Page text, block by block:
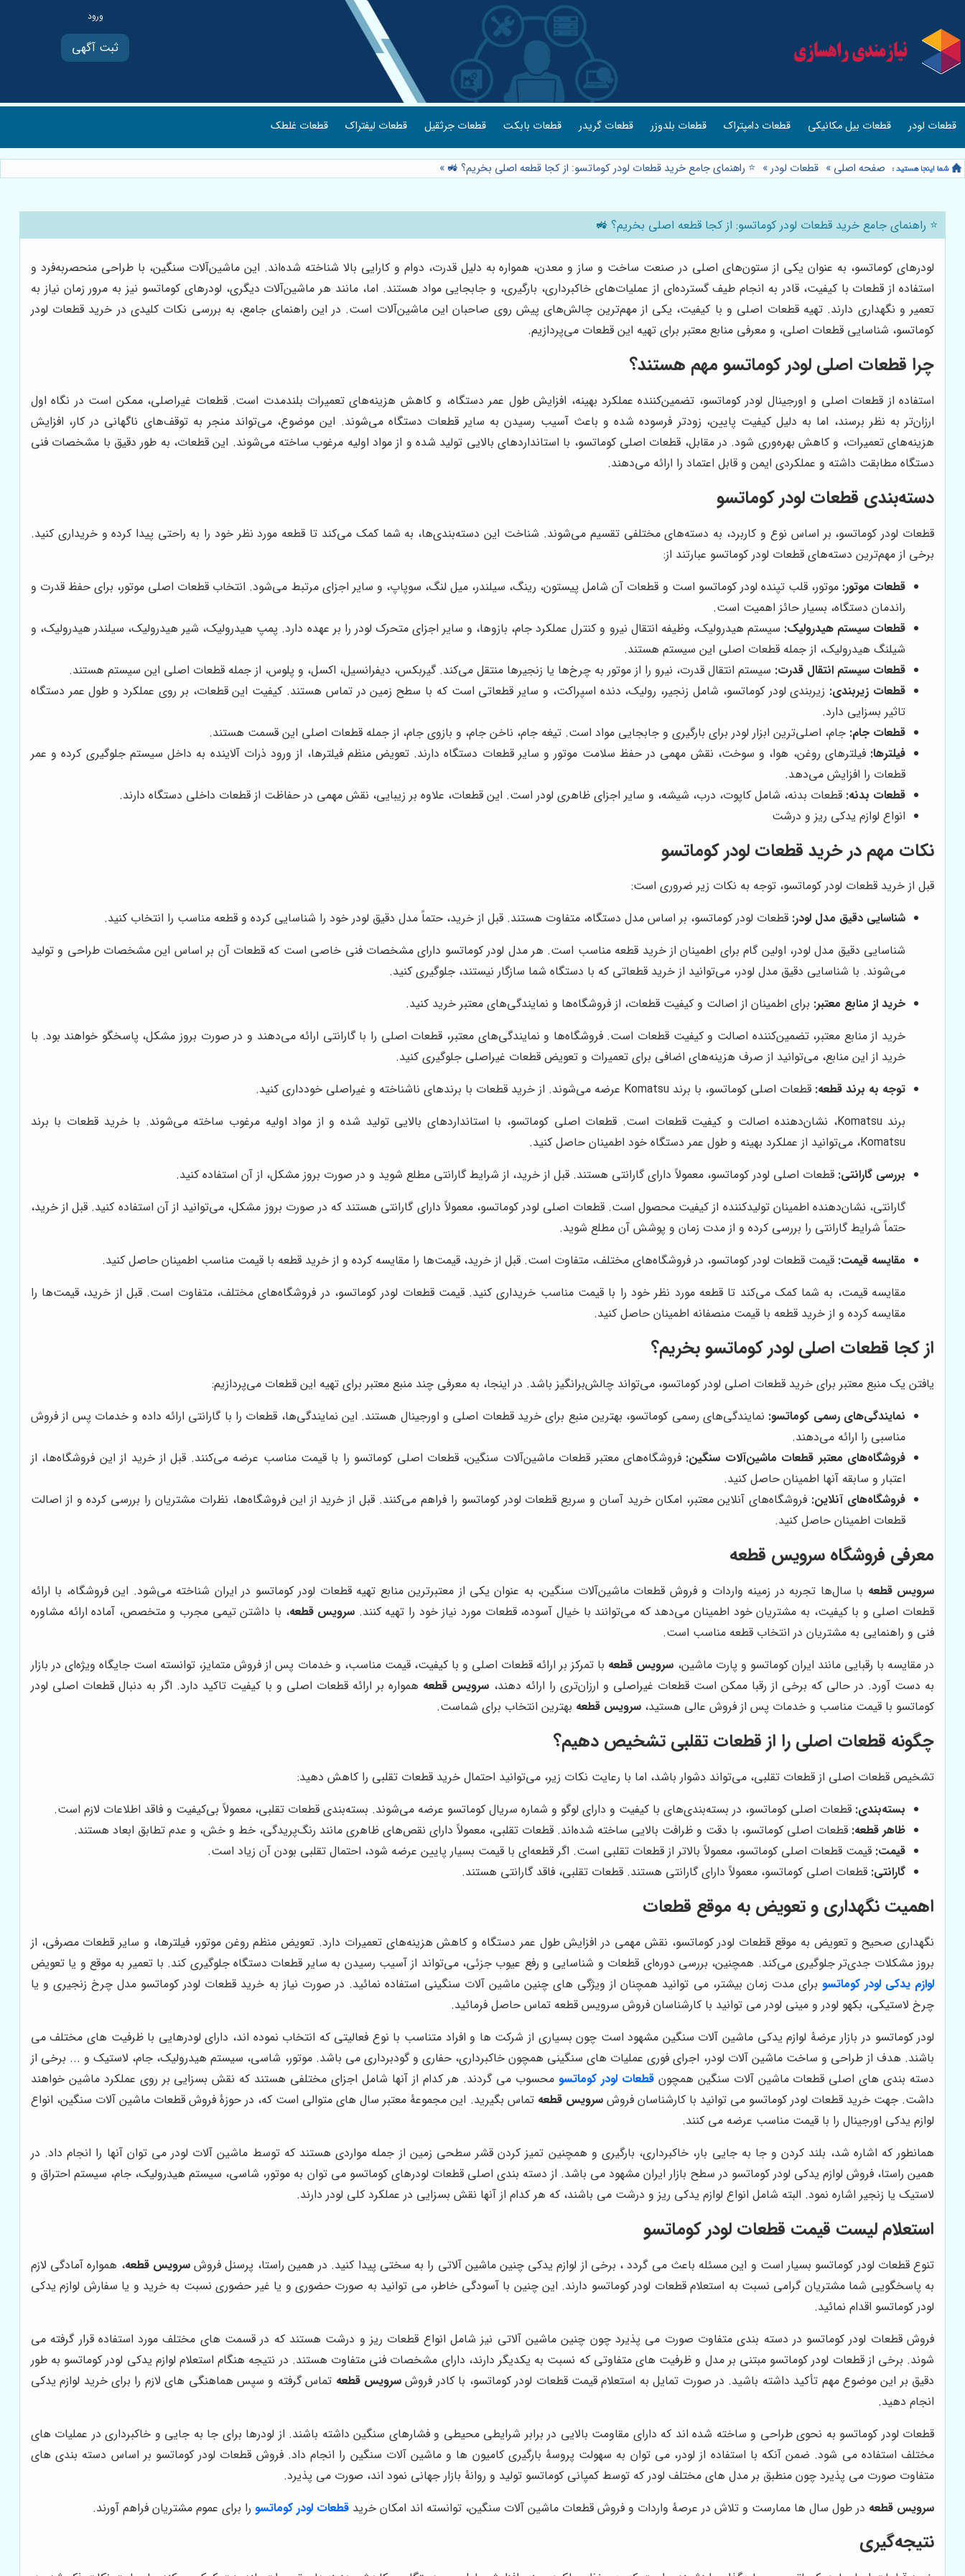
ثبت آگهی
قطعات لودر قطعات بیل مکانیکی قطعات دامپتراک قطعات بلدوزر قطعات گریدر قطعات بابکت قطعات جرثقیل قطعات لیفتراک قطعات غلطک
صفحه اصلی » قطعات لودر» ⭐️ راهنمای جامع خرید قطعات لودر کوماتسو: از کجا قطعه اصلی بخریم؟ 🚜 »
⭐️ راهنمای جامع خرید قطعات لودر کوماتسو: از کجا قطعه اصلی بخریم؟ 🚜
لودرهای کوماتسو، به عنوان یکی از ستون‌های اصلی در صنعت ساخت و ساز و معدن، همواره به دلیل قدرت، دوام و کارایی بالا شناخته شده‌اند. این ماشین‌آلات سنگین، با طراحی منحصربه‌فرد و
استفاده از قطعات با کیفیت، قادر به انجام طیف گسترده‌ای از عملیات‌های خاکبرداری، بارگیری، و جابجایی مواد هستند. اما، مانند هر ماشین‌آلات دیگری، لودرهای کوماتسو نیز به مرور زمان نیاز به
تعمیر و نگهداری دارند. تهیه قطعات اصلی و با کیفیت، یکی از مهم‌ترین چالش‌های پیش روی صاحبان این ماشین‌آلات است. در این راهنمای جامع، به بررسی نکات کلیدی در خرید قطعات لودر
کوماتسو، شناسایی قطعات اصلی، و معرفی منابع معتبر برای تهیه این قطعات می‌پردازیم.
چرا قطعات اصلی لودر کوماتسو مهم هستند؟
استفاده از قطعات اصلی و اورجینال لودر کوماتسو، تضمین‌کننده عملکرد بهینه، افزایش طول عمر دستگاه، و کاهش هزینه‌های تعمیرات بلندمدت است. قطعات غیراصلی، ممکن است در نگاه اول
ارزان‌تر به نظر برسند، اما به دلیل کیفیت پایین، زودتر فرسوده شده و باعث آسیب رسیدن به سایر قطعات دستگاه می‌شوند. این موضوع، می‌تواند منجر به توقف‌های ناگهانی در کار، افزایش
هزینه‌های تعمیرات، و کاهش بهره‌وری شود. در مقابل، قطعات اصلی کوماتسو، با استانداردهای بالایی تولید شده و از مواد اولیه مرغوب ساخته می‌شوند. این قطعات، به طور دقیق با مشخصات فنی
دستگاه مطابقت داشته و عملکردی ایمن و قابل اعتماد را ارائه می‌دهند.
دسته‌بندی قطعات لودر کوماتسو
قطعات لودر کوماتسو، بر اساس نوع و کاربرد، به دسته‌های مختلفی تقسیم می‌شوند. شناخت این دسته‌بندی‌ها، به شما کمک می‌کند تا قطعه مورد نظر خود را به راحتی پیدا کرده و خریداری کنید.
برخی از مهم‌ترین دسته‌های قطعات لودر کوماتسو عبارتند از:
قطعات موتور: موتور، قلب تپنده لودر کوماتسو است و قطعات آن شامل پیستون، رینگ، سیلندر، میل لنگ، سوپاپ، و سایر اجزای مرتبط می‌شود. انتخاب قطعات اصلی موتور، برای حفظ قدرت و
راندمان دستگاه، بسیار حائز اهمیت است.
قطعات سیستم هیدرولیک: سیستم هیدرولیک، وظیفه انتقال نیرو و کنترل عملکرد جام، بازوها، و سایر اجزای متحرک لودر را بر عهده دارد. پمپ هیدرولیک، شیر هیدرولیک، سیلندر هیدرولیک، و
شیلنگ هیدرولیک، از جمله قطعات اصلی این سیستم هستند.
قطعات سیستم انتقال قدرت: سیستم انتقال قدرت، نیرو را از موتور به چرخ‌ها یا زنجیرها منتقل می‌کند. گیربکس، دیفرانسیل، اکسل، و پلوس، از جمله قطعات اصلی این سیستم هستند.
قطعات زیربندی: زیربندی لودر کوماتسو، شامل زنجیر، رولیک، دنده اسپراکت، و سایر قطعاتی است که با سطح زمین در تماس هستند. کیفیت این قطعات، بر روی عملکرد و طول عمر دستگاه
تاثیر بسزایی دارد.
قطعات جام: جام، اصلی‌ترین ابزار لودر برای بارگیری و جابجایی مواد است. تیغه جام، ناخن جام، و بازوی جام، از جمله قطعات اصلی این قسمت هستند.
فیلترها: فیلترهای روغن، هوا، و سوخت، نقش مهمی در حفظ سلامت موتور و سایر قطعات دستگاه دارند. تعویض منظم فیلترها، از ورود ذرات آلاینده به داخل سیستم جلوگیری کرده و عمر
قطعات را افزایش می‌دهد.
قطعات بدنه: قطعات بدنه، شامل کاپوت، درب، شیشه، و سایر اجزای ظاهری لودر است. این قطعات، علاوه بر زیبایی، نقش مهمی در حفاظت از قطعات داخلی دستگاه دارند.
انواع لوازم یدکی ریز و درشت
نکات مهم در خرید قطعات لودر کوماتسو
قبل از خرید قطعات لودر کوماتسو، توجه به نکات زیر ضروری است:
شناسایی دقیق مدل لودر: قطعات لودر کوماتسو، بر اساس مدل دستگاه، متفاوت هستند. قبل از خرید، حتماً مدل دقیق لودر خود را شناسایی کرده و قطعه مناسب را انتخاب کنید.
شناسایی دقیق مدل لودر، اولین گام برای اطمینان از خرید قطعه مناسب است. هر مدل لودر کوماتسو دارای مشخصات فنی خاصی است که قطعات آن بر اساس این مشخصات طراحی و تولید
می‌شوند. با شناسایی دقیق مدل لودر، می‌توانید از خرید قطعاتی که با دستگاه شما سازگار نیستند، جلوگیری کنید.
خرید از منابع معتبر: برای اطمینان از اصالت و کیفیت قطعات، از فروشگاه‌ها و نمایندگی‌های معتبر خرید کنید.
خرید از منابع معتبر، تضمین‌کننده اصالت و کیفیت قطعات است. فروشگاه‌ها و نمایندگی‌های معتبر، قطعات اصلی را با گارانتی ارائه می‌دهند و در صورت بروز مشکل، پاسخگو خواهند بود. با
خرید از این منابع، می‌توانید از صرف هزینه‌های اضافی برای تعمیرات و تعویض قطعات غیراصلی جلوگیری کنید.
توجه به برند قطعه: قطعات اصلی کوماتسو، با برند Komatsu عرضه می‌شوند. از خرید قطعات با برندهای ناشناخته و غیراصلی خودداری کنید.
برند Komatsu، نشان‌دهنده اصالت و کیفیت قطعات است. قطعات اصلی کوماتسو، با استانداردهای بالایی تولید شده و از مواد اولیه مرغوب ساخته می‌شوند. با خرید قطعات با برند
Komatsu، می‌توانید از عملکرد بهینه و طول عمر دستگاه خود اطمینان حاصل کنید.
بررسی گارانتی: قطعات اصلی لودر کوماتسو، معمولاً دارای گارانتی هستند. قبل از خرید، از شرایط گارانتی مطلع شوید و در صورت بروز مشکل، از آن استفاده کنید.
گارانتی، نشان‌دهنده اطمینان تولیدکننده از کیفیت محصول است. قطعات اصلی لودر کوماتسو، معمولاً دارای گارانتی هستند که در صورت بروز مشکل، می‌توانید از آن استفاده کنید. قبل از خرید،
حتماً شرایط گارانتی را بررسی کرده و از مدت زمان و پوشش آن مطلع شوید.
مقایسه قیمت: قیمت قطعات لودر کوماتسو، در فروشگاه‌های مختلف، متفاوت است. قبل از خرید، قیمت‌ها را مقایسه کرده و از خرید قطعه با قیمت مناسب اطمینان حاصل کنید.
مقایسه قیمت، به شما کمک می‌کند تا قطعه مورد نظر خود را با قیمت مناسب خریداری کنید. قیمت قطعات لودر کوماتسو، در فروشگاه‌های مختلف، متفاوت است. قبل از خرید، قیمت‌ها را
مقایسه کرده و از خرید قطعه با قیمت منصفانه اطمینان حاصل کنید.
از کجا قطعات اصلی لودر کوماتسو بخریم؟
یافتن یک منبع معتبر برای خرید قطعات اصلی لودر کوماتسو، می‌تواند چالش‌برانگیز باشد. در اینجا، به معرفی چند منبع معتبر برای تهیه این قطعات می‌پردازیم:
نمایندگی‌های رسمی کوماتسو: نمایندگی‌های رسمی کوماتسو، بهترین منبع برای خرید قطعات اصلی و اورجینال هستند. این نمایندگی‌ها، قطعات را با گارانتی ارائه داده و خدمات پس از فروش
مناسبی را ارائه می‌دهند.
فروشگاه‌های معتبر قطعات ماشین‌آلات سنگین: فروشگاه‌های معتبر قطعات ماشین‌آلات سنگین، قطعات اصلی کوماتسو را با قیمت مناسب عرضه می‌کنند. قبل از خرید از این فروشگاه‌ها، از
اعتبار و سابقه آنها اطمینان حاصل کنید.
فروشگاه‌های آنلاین: فروشگاه‌های آنلاین معتبر، امکان خرید آسان و سریع قطعات لودر کوماتسو را فراهم می‌کنند. قبل از خرید از این فروشگاه‌ها، نظرات مشتریان را بررسی کرده و از اصالت
قطعات اطمینان حاصل کنید.
معرفی فروشگاه سرویس قطعه
سرویس قطعه با سال‌ها تجربه در زمینه واردات و فروش قطعات ماشین‌آلات سنگین، به عنوان یکی از معتبرترین منابع تهیه قطعات لودر کوماتسو در ایران شناخته می‌شود. این فروشگاه، با ارائه
قطعات اصلی و با کیفیت، به مشتریان خود اطمینان می‌دهد که می‌توانند با خیال آسوده، قطعات مورد نیاز خود را تهیه کنند. سرویس قطعه، با داشتن تیمی مجرب و متخصص، آماده ارائه مشاوره
فنی و راهنمایی به مشتریان در انتخاب قطعه مناسب است.
در مقایسه با رقبایی مانند ایران کوماتسو و پارت ماشین، سرویس قطعه با تمرکز بر ارائه قطعات اصلی و با کیفیت، قیمت مناسب، و خدمات پس از فروش متمایز، توانسته است جایگاه ویژه‌ای در بازار
به دست آورد. در حالی که برخی از رقبا ممکن است قطعات غیراصلی و ارزان‌تری را ارائه دهند، سرویس قطعه همواره بر ارائه قطعات اصلی و با کیفیت تاکید دارد. اگر به دنبال قطعات اصلی لودر
کوماتسو با قیمت مناسب و خدمات پس از فروش عالی هستید، سرویس قطعه بهترین انتخاب برای شماست.
چگونه قطعات اصلی را از قطعات تقلبی تشخیص دهیم؟
تشخیص قطعات اصلی از قطعات تقلبی، می‌تواند دشوار باشد، اما با رعایت نکات زیر، می‌توانید احتمال خرید قطعات تقلبی را کاهش دهید:
بسته‌بندی: قطعات اصلی کوماتسو، در بسته‌بندی‌های با کیفیت و دارای لوگو و شماره سریال کوماتسو عرضه می‌شوند. بسته‌بندی قطعات تقلبی، معمولاً بی‌کیفیت و فاقد اطلاعات لازم است.
ظاهر قطعه: قطعات اصلی کوماتسو، با دقت و ظرافت بالایی ساخته شده‌اند. قطعات تقلبی، معمولاً دارای نقص‌های ظاهری مانند رنگ‌پریدگی، خط و خش، و عدم تطابق ابعاد هستند.
قیمت: قیمت قطعات اصلی کوماتسو، معمولاً بالاتر از قطعات تقلبی است. اگر قطعه‌ای با قیمت بسیار پایین عرضه شود، احتمال تقلبی بودن آن زیاد است.
گارانتی: قطعات اصلی کوماتسو، معمولاً دارای گارانتی هستند. قطعات تقلبی، فاقد گارانتی هستند.
اهمیت نگهداری و تعویض به موقع قطعات
نگهداری صحیح و تعویض به موقع قطعات لودر کوماتسو، نقش مهمی در افزایش طول عمر دستگاه و کاهش هزینه‌های تعمیرات دارد. تعویض منظم روغن موتور، فیلترها، و سایر قطعات مصرفی، از
بروز مشکلات جدی‌تر جلوگیری می‌کند. همچنین، بررسی دوره‌ای قطعات و شناسایی و رفع عیوب جزئی، می‌تواند از آسیب رسیدن به سایر قطعات دستگاه جلوگیری کند. با تعمیر به موقع و یا تعویض
لوازم یدکی لودر کوماتسو برای مدت زمان بیشتر، می توانید همچنان از ویژگی های چنین ماشین آلات سنگینی استفاده نمائید. در صورت نیاز به خرید قطعات لودر کوماتسو مدل چرخ زنجیری و یا
چرخ لاستیکی، بکهو لودر و مینی لودر می توانید با کارشناسان فروش سرویس قطعه تماس حاصل فرمائید.
لودر کوماتسو در بازار عرضۀ لوازم یدکی ماشین آلات سنگین مشهود است چون بسیاری از شرکت ها و افراد متناسب با نوع فعالیتی که انتخاب نموده اند، دارای لودرهایی با ظرفیت های مختلف می
باشند. هدف از طراحی و ساخت ماشین آلات لودر، اجرای فوری عملیات های سنگینی همچون خاکبرداری، حفاری و گودبرداری می باشد. موتور، شاسی، سیستم هیدرولیک، جام، لاستیک و ... برخی از
دسته بندی های اصلی قطعات ماشین آلات سنگین همچونقطعات لودر کوماتسو محسوب می گردند. هر کدام از آنها شامل اجزای مختلفی هستند که نقش بسزایی بر روی عملکرد ماشین خواهند
داشت. جهت خرید قطعات لودر کوماتسو می توانید با کارشناسان فروشسرویس قطعه تماس بگیرید. این مجموعۀ معتبر سال های متوالی است که، در حوزۀ فروش قطعات ماشین آلات سنگین، انواع
لوازم یدکی اورجینال را با قیمت مناسب عرضه می کنند.
همانطور که اشاره شد، بلند کردن و جا به جایی بار، خاکبرداری، بارگیری و همچنین تمیز کردن قشر سطحی زمین از جمله مواردی هستند که توسط ماشین آلات لودر می توان آنها را انجام داد. در
همین راستا، فروش لوازم یدکی لودر کوماتسو در سطح بازار ایران مشهود می باشد. از دسته بندی اصلی قطعات لودرهای کوماتسو می توان به موتور، شاسی، سیستم هیدرولیک، جام، سیستم احتراق و
لاستیک یا زنجیر اشاره نمود. البته شامل انواع لوازم یدکی ریز و درشت می باشند، که هر کدام از آنها نقش بسزایی در عملکرد کلی لودر دارند.
استعلام لیست قیمت قطعات لودر کوماتسو
تنوع قطعات لودر کوماتسو بسیار است و این مسئله باعث می گردد ، برخی از لوازم یدکی چنین ماشین آلاتی را به سختی پیدا کنید. در همین راستا، پرسنل فروشسرویس قطعه، همواره آمادگی لازم
به پاسخگویی شما مشتریان گرامی نسبت به استعلام قطعات لودر کوماتسو دارند. این چنین با آسودگی خاطر، می توانید به صورت حضوری و یا غیر حضوری نسبت به خرید و یا سفارش لوازم یدکی
لودر کوماتسو اقدام نمائید.
فروش قطعات لودر کوماتسو در دسته بندی متفاوت صورت می پذیرد چون چنین ماشین آلاتی نیز شامل انواع قطعات ریز و درشت هستند که در قسمت های مختلف مورد استفاده قرار گرفته می
شوند. برخی از قطعات لودر کوماتسو مبتنی بر مدل و ظرفیت های متفاوتی که نسبت به یکدیگر دارند، دارای مشخصات فنی متفاوت هستند. در نتیجه هنگام استعلام لوازم یدکی لودر کوماتسو به طور
دقیق بر این موضوع مهم تأکید داشته باشید. در صورت تمایل به استعلام قیمت قطعات لودر کوماتسو، با کادر فروش سرویس قطعه تماس گرفته و سپس هماهنگی های لازم را برای خرید لوازم یدکی
انجام دهید.
قطعات لودر کوماتسو به نحوی طراحی و ساخته شده اند که دارای مقاومت بالایی در برابر شرایطی محیطی و فشارهای سنگین داشته باشند. از لودرها برای جا به جایی و خاکبرداری در عملیات های
مختلف استفاده می شود. ضمن آنکه با استفاده از لودر، می توان به سهولت پروسۀ بارگیری کامیون ها و ماشین آلات سنگین را انجام داد. فروش قطعات لودر کوماتسو بر اساس دسته بندی های
متفاوت صورت می پذیرد چون منطبق بر مدل های مختلف لودر که توسط کمپانی کوماتسو تولید و روانۀ بازار جهانی نمود اند، صورت می پذیرد.
سرویس قطعه در طول سال ها ممارست و تلاش در عرصۀ واردات و فروش قطعات ماشین آلات سنگین، توانسته اند امکان خرید قطعات لودر کوماتسو را برای عموم مشتریان فراهم آورند.
نتیجه‌گیری